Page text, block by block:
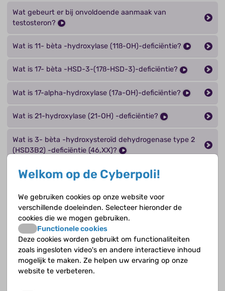
Wat gebeurt er bij onvoldoende aanmaak van
testosteron?
Wat is 11- bèta -hydroxylase (11ß-OH)-deficiëntie?
Wat is 17- bèta -HSD-3-(17ß-HSD-3)-deficiëntie?
Wat is 17-alpha-hydroxylase (17a-OH)-deficiëntie?
Wat is 21-hydroxylase (21-OH) -deficiëntie?
Wat is 3- bèta -hydroxysteroïd dehydrogenase type 2
(HSD3B2) -deficiëntie (46,XX)?
Wat is 3- bèta -hydroxysteroïd dehydrogenase type 2
Wat is 45,XO of het syndroom van Turner?
Wat is 47,XXY of het syndroom van Klinefelter?
Wat is 5-alpha-reductase-2 (5a-RD-2)-deficiëntie?
Welkom op de Cyberpoli!
We gebruiken cookies op onze website voor
verschillende doeleinden. Selecteer hieronder de
cookies die we mogen gebruiken.
Functionele cookies
Deze cookies worden gebruikt om functionaliteiten
zoals ingesloten video's en andere interactieve inhoud
mogelijk te maken. Ze helpen uw ervaring op onze
website te verbeteren.